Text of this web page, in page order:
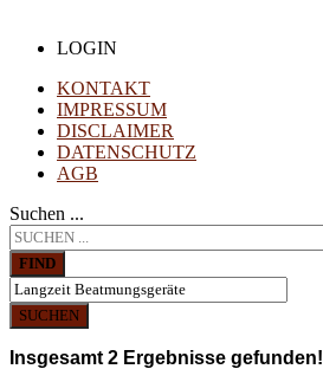
LOGIN
KONTAKT
IMPRESSUM
DISCLAIMER
DATENSCHUTZ
AGB
Suchen ...
FIND
SUCHEN
Insgesamt 2 Ergebnisse gefunden!